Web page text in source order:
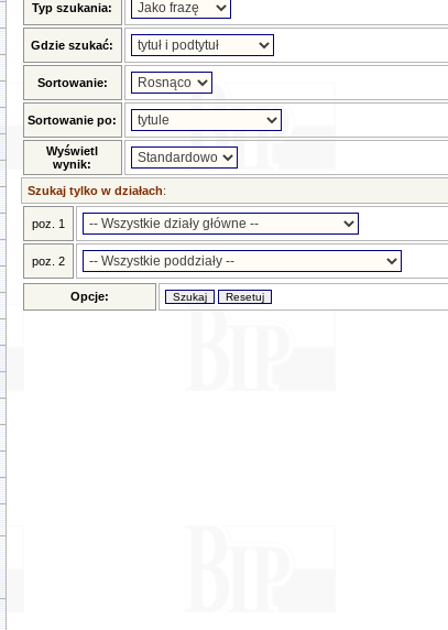
Typ szukania:
Gdzie szukać:
Sortowanie:
Sortowanie po:
Wyświetl
wynik:
Szukaj tylko w działach:
poz. 1
poz. 2
Opcje: